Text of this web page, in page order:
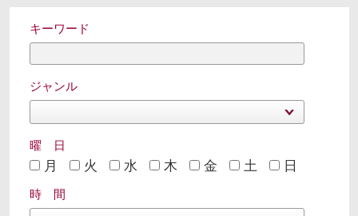
キーワード
ジャンル
曜 日
月 火 水 木 金 土 日
時 間